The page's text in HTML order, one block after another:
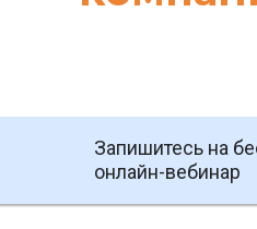
Запишитесь на
онлайн-вебинар